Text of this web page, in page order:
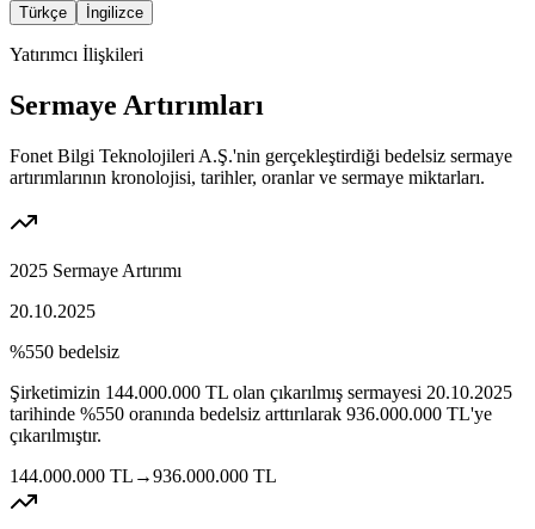
Türkçe İngilizce
Yatırımcı İlişkileri
Sermaye Artırımları
Fonet Bilgi Teknolojileri A.Ş.'nin gerçekleştirdiği bedelsiz sermaye
artırımlarının kronolojisi, tarihler, oranlar ve sermaye miktarları.
2025 Sermaye Artırımı
20.10.2025
%550 bedelsiz
Şirketimizin 144.000.000 TL olan çıkarılmış sermayesi 20.10.2025
tarihinde %550 oranında bedelsiz arttırılarak 936.000.000 TL'ye
çıkarılmıştır.
144.000.000 TL →936.000.000 TL